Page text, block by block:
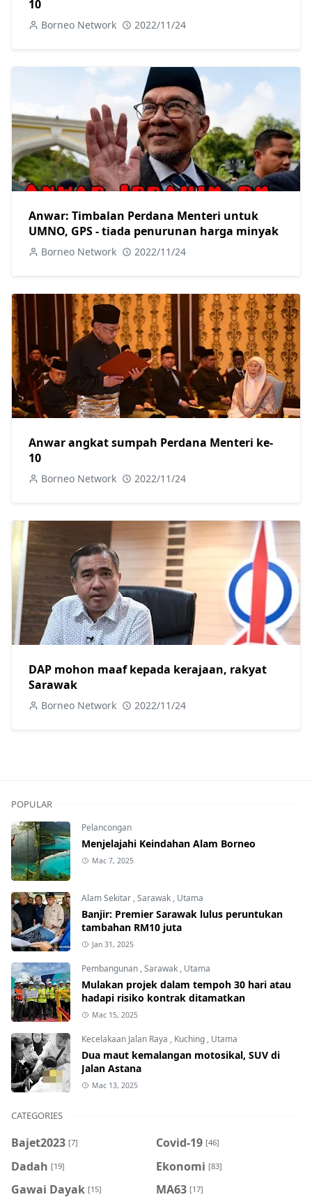
10
Borneo Network 2022/11/24
Anwar: Timbalan Perdana Menteri untuk
UMNO, GPS - tiada penurunan harga minyak
Borneo Network 2022/11/24
Anwar angkat sumpah Perdana Menteri ke-
10
Borneo Network 2022/11/24
DAP mohon maaf kepada kerajaan, rakyat
Sarawak
Borneo Network 2022/11/24
POPULAR
Pelancongan
Menjelajahi Keindahan Alam Borneo
Mac 7, 2025
Alam Sekitar ,Sarawak , Utama
Banjir: Premier Sarawak lulus peruntukan
tambahan RM10 juta
Jan 31, 2025
Pembangunan ,Sarawak , Utama
Mulakan projek dalam tempoh 30 hari atau
hadapi risiko kontrak ditamatkan
Mac 15, 2025
Kecelakaan Jalan Raya , Kuching , Utama
Dua maut kemalangan motosikal, SUV di
Jalan Astana
Mac 13, 2025
CATEGORIES
Bajet2023 [7] Covid-19 [46]
Dadah [19] Ekonomi [83]
Gawai Dayak [15] MA63 [17]